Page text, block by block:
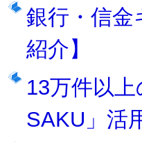
銀行・信
紹介】
13万件以
SAKU」活